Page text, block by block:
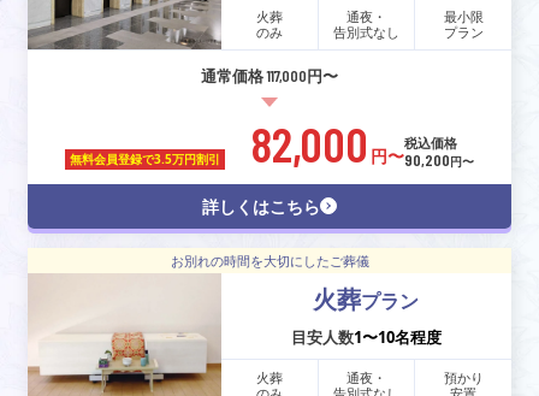
火葬
のみ
通夜・
告別式なし
最小限
プラン
通常価格 117,000円〜
無料会員登録で3.5万円割引 82,000 円〜
税込価格
90,200円〜
詳しくはこちら
お別れの時間を大切にしたご葬儀
火葬プラン
目安人数1〜10名程度
火葬
通夜・
預かり